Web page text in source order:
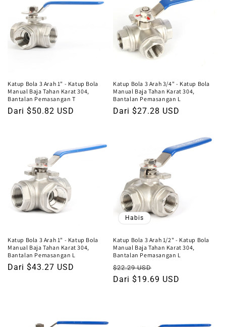
Katup Bola 3 Arah 1" - Katup Bola
Manual Baja Tahan Karat 304,
Bantalan Pemasangan T
Harga
Dari $50.82 USD
Katup Bola 3 Arah 3/4" - Katup Bola
Manual Baja Tahan Karat 304,
Bantalan Pemasangan L
Harga
Dari $27.28 USD
Katup Bola 3 Arah 1" - Katup Bola
Manual Baja Tahan Karat 304,
Bantalan Pemasangan L
Harga
Dari $43.27 USD
Habis
Katup Bola 3 Arah 1/2" - Katup Bola
Manual Baja Tahan Karat 304,
Bantalan Pemasangan L
Harga
reguler
$22.29 USD
obral
Dari $19.69 USD